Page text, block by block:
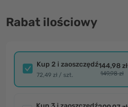
Rabat ilościowy
Kup 2 i zaoszczędź
72,49 zł / szt.
144,98 zł
149,98 zł